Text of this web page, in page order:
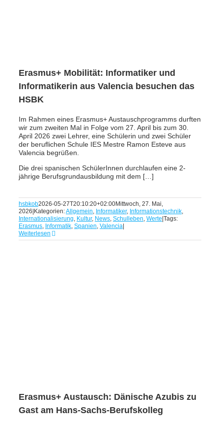
Erasmus+ Mobilität: Informatiker und
Informatikerin aus Valencia besuchen das
HSBK
Im Rahmen eines Erasmus+ Austauschprogramms durften
wir zum zweiten Mal in Folge vom 27. April bis zum 30.
April 2026 zwei Lehrer, eine Schülerin und zwei Schüler
der beruflichen Schule IES Mestre Ramon Esteve aus
Valencia begrüßen.
Die drei spanischen SchülerInnen durchlaufen eine 2-
jährige Berufsgrundausbildung mit dem […]
hsbkob2026-05-27T20:10:20+02:00Mittwoch, 27. Mai,
2026 Kategorien:Allgemein, Informatiker, Informationstechnik,
Internationalisierung, Kultur, News, Schulleben, Werte Tags:
Erasmus, Informatik, Spanien, Valencia
Weiterlesen
Erasmus+ Austausch: Dänische Azubis zu
Gast am Hans-Sachs-Berufskolleg